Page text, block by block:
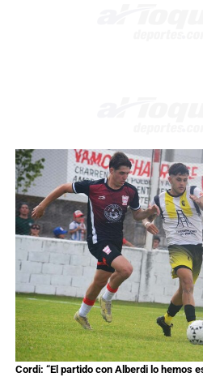
Cordi: “El partido con Alberdi lo hemos